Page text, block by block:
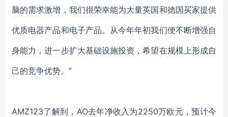
脑的需求激增，我们很荣幸能为大量英国和德国买家提供
优质电器产品和电子产品。从今年年初我们便不断增强自
身能力，进一步扩大基础设施投资，希望在规模上形成自
己的竞争优势。”
AMZ123了解到，AO去年净收入为2250万欧元，预计今